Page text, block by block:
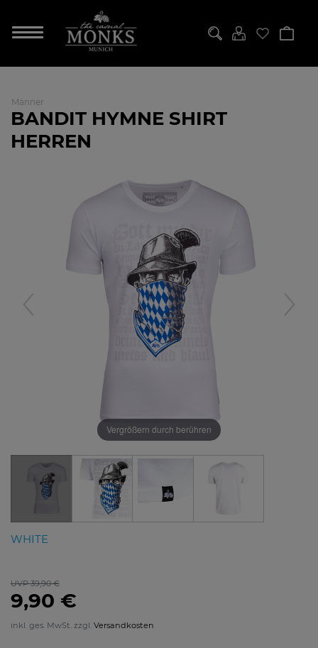
Männer
BANDIT HYMNE SHIRT
HERREN
Vergrößern durch berühren
WHITE
UVP 39,90 €
9,90 €
inkl. ges. MwSt. zzgl. Versandkosten